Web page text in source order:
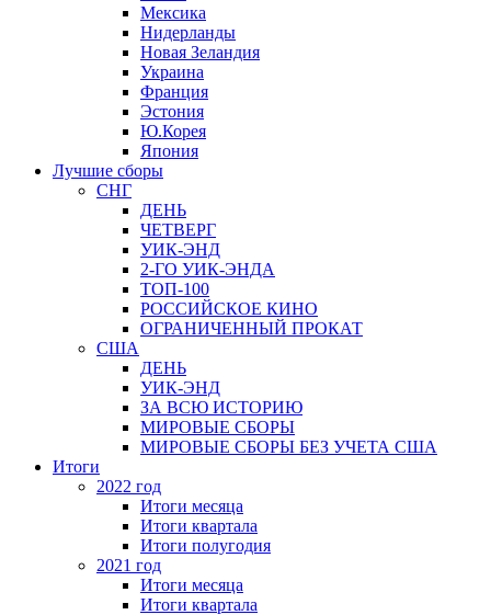
Мексика
Нидерланды
Новая Зеландия
Украина
Франция
Эстония
Ю.Корея
Япония
Лучшие сборы
СНГ
ДЕНЬ
ЧЕТВЕРГ
УИК-ЭНД
2-ГО УИК-ЭНДА
ТОП-100
РОССИЙСКОЕ КИНО
ОГРАНИЧЕННЫЙ ПРОКАТ
США
ДЕНЬ
УИК-ЭНД
ЗА ВСЮ ИСТОРИЮ
МИРОВЫЕ СБОРЫ
МИРОВЫЕ СБОРЫ БЕЗ УЧЕТА США
Итоги
2022 год
Итоги месяца
Итоги квартала
Итоги полугодия
2021 год
Итоги месяца
Итоги квартала